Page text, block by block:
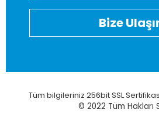
Bize
Tüm bilgileriniz 256bit SSL
© 2022 Tüm Hakları